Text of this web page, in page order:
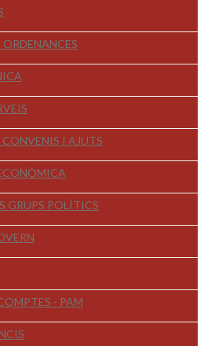
I AJUTS
GRUPS POLÍTICS
- PAM